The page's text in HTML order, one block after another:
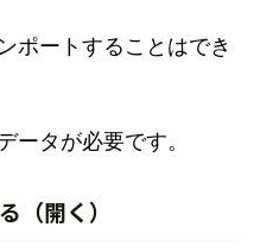
ポートすることはでき
ータが必要です。
（開く）